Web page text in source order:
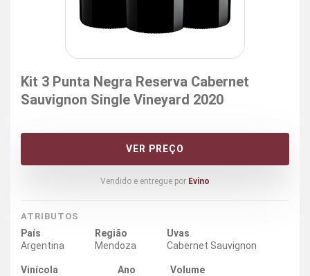
Kit 3 Punta Negra Reserva Cabernet
Sauvignon Single Vineyard 2020
VER PREÇO
Vendido e entregue por Evino
ATRIBUTOS
País
Argentina
Região
Mendoza
Uvas
Cabernet Sauvignon
Vinícola
Ano
Volume